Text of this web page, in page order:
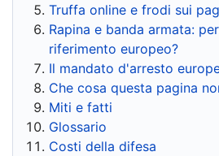
Truffa online e frodi sui
Rapina e banda armata:
riferimento europeo?
Il mandato d'arresto
Che cosa questa pagina
Miti e fatti
Glossario
Costi della difesa